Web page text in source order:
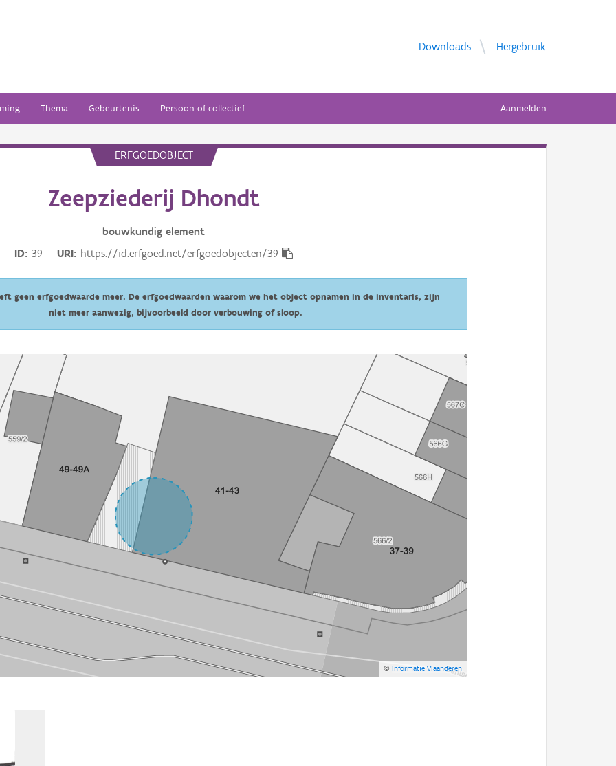
Downloads Hergebruik
Thema Gebeurtenis Persoon of collectief Aanmelden
ERFGOEDOBJECT
Zeepziederij Dhondt
bouwkundig element
ID
39 URI https://id.erfgoed.net/erfgoedobjecten/39
geen erfgoedwaarde meer. De erfgoedwaarden waarom we het object opnamen in de inventaris, zijn
niet meer aanwezig, bijvoorbeeld door verbouwing of sloop.
©Informatie Vlaanderen